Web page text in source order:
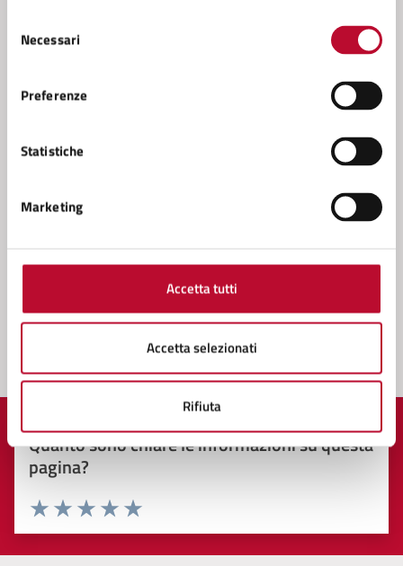
delNecessari
Preferenze
Statistiche
Marketing
Accetta tutti
Accetta selezionati
Rifiuta
Conferenza Zonale per l’Educazione e l’Istruzione
Servizio Cultura
Settore 4 - (Sviluppo e Tutela del Territorio), Lavori
Pubblici, Progettazione, Direzione dei lavori,
Servizi cimiteriali, Protezione Civile, Ambiente
Quanto sono chiare le informazioni su questa
pagina?
Valuta 5 stelle su 5
Valuta 4 stelle su 5
Valuta 3 stelle su 5
Valuta 2 stelle su 5
Valuta 1 stelle su 5